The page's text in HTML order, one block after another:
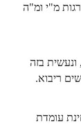
מ"י ומ"ה
בזה
ריבוא.
עומדת